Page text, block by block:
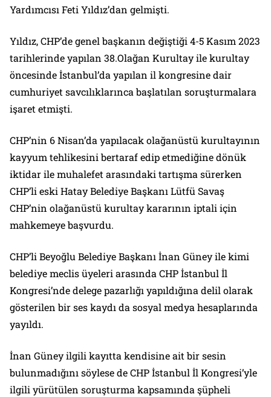
Yardımcısı Feti Yıldız’dan gelmişti.
Yıldız, CHP’de genel başkanın değiştiği 4-5 Kasım 2023
tarihlerinde yapılan 38.Olağan Kurultay ile kurultay
öncesinde İstanbul’da yapılan il kongresine dair
cumhuriyet savcılıklarınca başlatılan soruşturmalara
işaret etmişti.
CHP’nin 6 Nisan’da yapılacak olağanüstü kurultayının
kayyum tehlikesini bertaraf edip etmediğine dönük
iktidar ile muhalefet arasındaki tartışma sürerken
CHP’li eski Hatay Belediye Başkanı Lütfü Savaş
CHP’nin olağanüstü kurultay kararının iptali için
mahkemeye başvurdu.
CHP’li Beyoğlu Belediye Başkanı İnan Güney ile kimi
belediye meclis üyeleri arasında CHP İstanbul İl
Kongresi’nde delege pazarlığı yapıldığına delil olarak
gösterilen bir ses kaydı da sosyal medya hesaplarında
yayıldı.
İnan Güney ilgili kayıtta kendisine ait bir sesin
bulunmadığını söylese de CHP İstanbul İl Kongresi’yle
ilgili yürütülen soruşturma kapsamında şüpheli